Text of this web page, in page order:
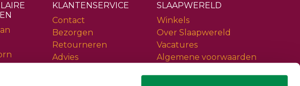
KLANTENSERVICE
Contact
Bezorgen
Retourneren
Advies
SLAAPWERELD
Winkels
Over Slaapwereld
Vacatures
Algemene voorwaarden